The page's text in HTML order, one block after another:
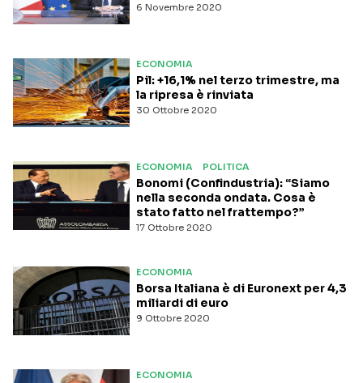
6 Novembre 2020
ECONOMIA
30 Ottobre 2020
Pil: +16,1% nel terzo trimestre, ma
la ripresa è rinviata
ECONOMIA POLITICA
17 Ottobre 2020
Bonomi (Confindustria): “Siamo
nella seconda ondata. Cosa è
stato fatto nel frattempo?”
ECONOMIA
9 Ottobre 2020
Borsa Italiana è di Euronext per 4,3
miliardi di euro
ECONOMIA